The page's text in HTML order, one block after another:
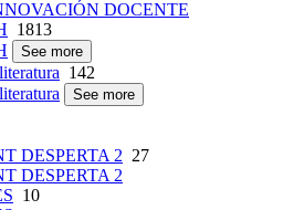
DOCENTE
1813
See more
142
See more
DESPERTA 2 27
DESPERTA 2
10